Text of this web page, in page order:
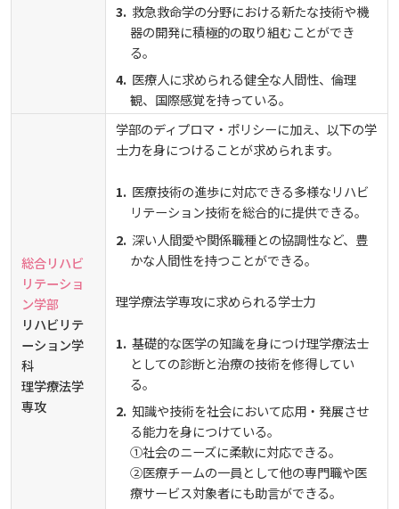
救急救命学の分野における新たな技術や機
器の開発に積極的の取り組むことができ
る。
医療人に求められる健全な人間性、倫理
観、国際感覚を持っている。
総合リハビ
リテーショ
ン学部
リハビリテ
ーション学
科
理学療法学
専攻
学部のディプロマ・ポリシーに加え、以下の学
士力を身につけることが求められます。
医療技術の進歩に対応できる多様なリハビ
リテーション技術を総合的に提供できる。
深い人間愛や関係職種との協調性など、豊
かな人間性を持つことができる。
理学療法学専攻に求められる学士力
基礎的な医学の知識を身につけ理学療法士
としての診断と治療の技術を修得してい
る。
知識や技術を社会において応用・発展させ
る能力を身につけている。
①社会のニーズに柔軟に対応できる。
②医療チームの一員として他の専門職や医
療サービス対象者にも助言ができる。